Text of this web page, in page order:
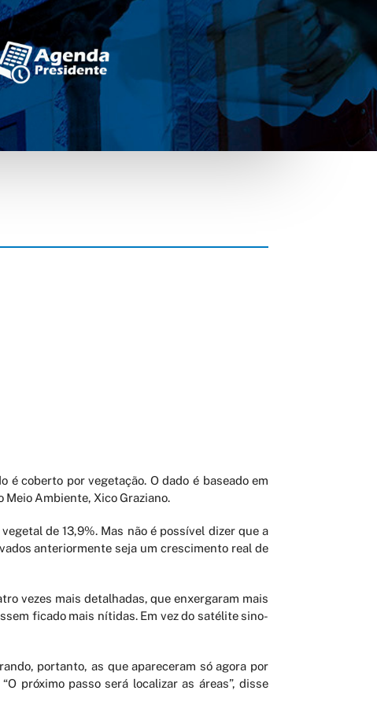
é coberto por vegetação. O dado é baseado em
Ambiente, Xico Graziano.
de 13,9%. Mas não é possível dizer que a
anteriormente seja um crescimento real de
vezes mais detalhadas, que enxergaram mais
ficado mais nítidas. Em vez do satélite sino-
portanto, as que apareceram só agora por
próximo passo será localizar as áreas”, disse